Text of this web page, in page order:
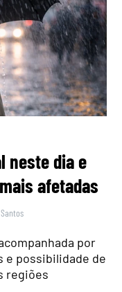
neste dia e
afetadas
por
e possibilidade de
regiões